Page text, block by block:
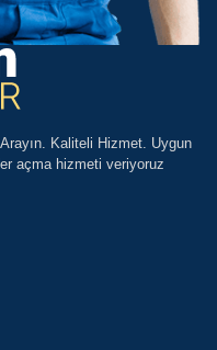
Kaliteli Hizmet. Uygun
açma hizmeti veriyoruz